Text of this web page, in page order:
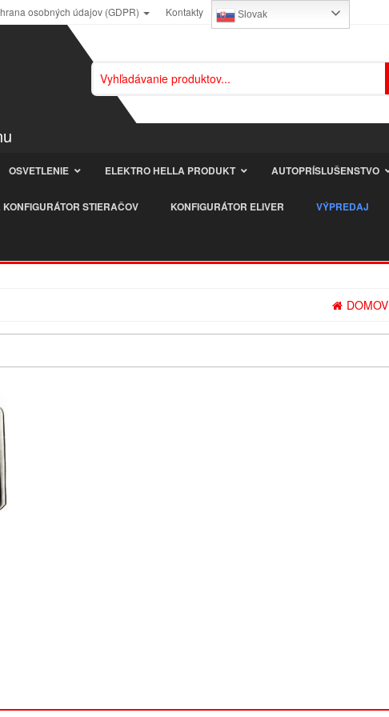
osobných údajov (GDPR) Kontakty Slovak
OSVETLENIE ELEKTRO HELLA PRODUKT AUTOPRÍSLUŠENSTVO
STIERAČOV KONFIGURÁTOR ELIVER VÝPREDAJ
DOMOV